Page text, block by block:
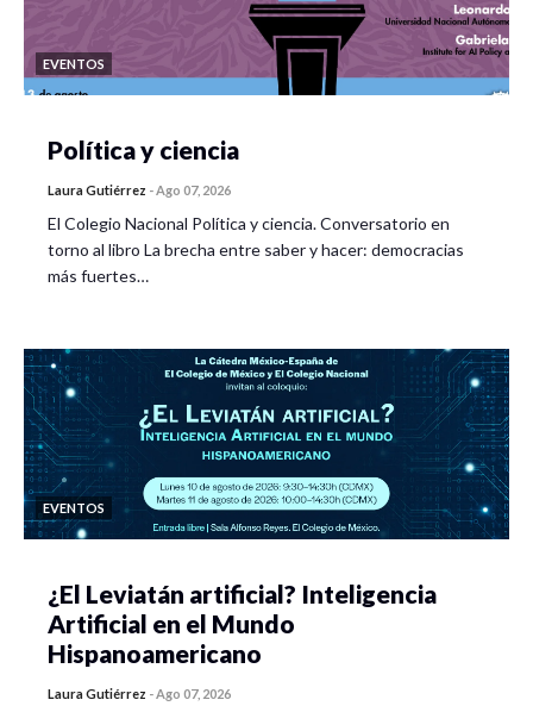
EVENTOS
Política y ciencia
Laura Gutiérrez -Ago 07, 2026
El Colegio Nacional Política y ciencia. Conversatorio en
torno al libro La brecha entre saber y hacer: democracias
más fuertes…
EVENTOS
¿El Leviatán artificial? Inteligencia
Artificial en el Mundo
Hispanoamericano
Laura Gutiérrez -Ago 07, 2026